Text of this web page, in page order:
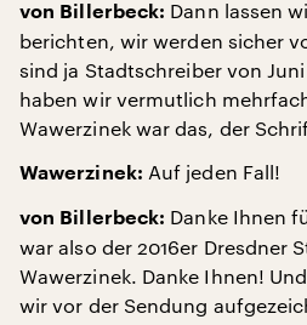
von Billerbeck: Dann lassen
berichten, wir werden sicher
sind ja Stadtschreiber von
haben wir vermutlich
Wawerzinek war das, der
Wawerzinek: Auf jeden Fall!
von Billerbeck: Danke Ihnen
war also der 2016er Dresdner
Wawerzinek. Danke Ihnen!
wir vor der Sendung